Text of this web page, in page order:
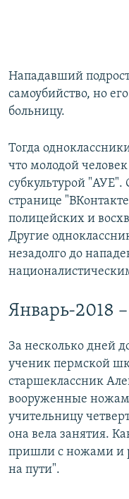
Нападавший
самоубийство, но
больницу.
Тогда
что молодой
субкультурой "АУЕ".
странице
полицейских и
Другие
незадолго до
Январь-2018
За несколько дней
ученик пермской
старшеклассник
вооруженные
учительницу
она вела занятия.
пришли с ножами и
на пути".